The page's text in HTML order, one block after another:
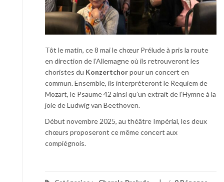
Tôt le matin, ce 8 mai le chœur Prélude à pris la route
en direction de l’Allemagne où ils retrouveront les
choristes du Konzertchorpour un concert en
commun. Ensemble, ils interpréteront le Requiem de
Mozart, le Psaume 42 ainsi qu’un extrait de l’Hymne à la
joie de Ludwig van Beethoven.
Début novembre 2025, au théâtre Impérial, les deux
chœurs proposeront ce même concert aux
compiégnois.